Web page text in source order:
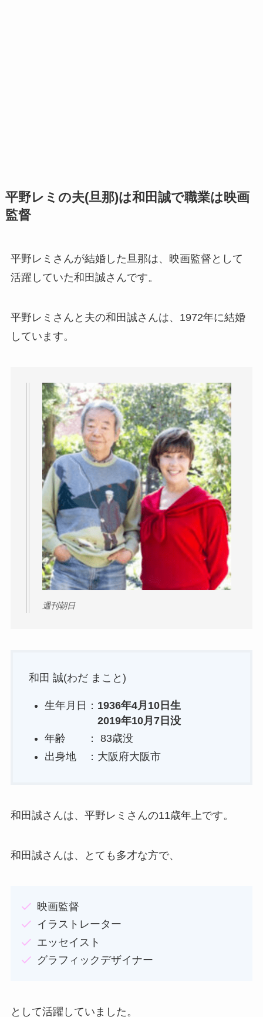
平野レミの夫(旦那)は和田誠で職業は映画
監督
平野レミさんが結婚した旦那は、映画監督として
活躍していた和田誠さんです。
平野レミさんと夫の和田誠さんは、1972年に結婚
しています。
週刊朝日
和田 誠(わだ まこと)
生年月日： 1936年4月10日生
2019年10月7日没
年齢 ： 83歳没
出身地 ：大阪府大阪市
和田誠さんは、平野レミさんの11歳年上です。
和田誠さんは、とても多才な方で、
映画監督
イラストレーター
エッセイスト
グラフィックデザイナー
として活躍していました。